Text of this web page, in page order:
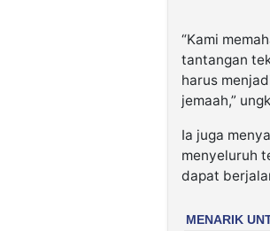
“Kami
tantangan
harus
jemaah,”
Ia juga
menyeluruh
dapat